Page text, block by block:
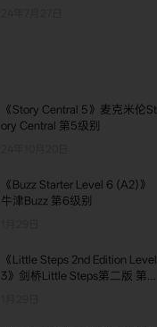
《Story Central 5》麦克米伦St
ory Central 第5级别
《Buzz Starter Level 6 (A2)》
牛津Buzz 第6级别
《Little Steps 2nd Edition Level
3》剑桥Little Steps第二版 第3